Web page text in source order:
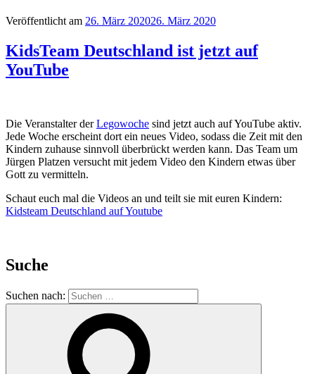
Veröffentlicht am 26. März 202026. März 2020
KidsTeam Deutschland ist jetzt auf
YouTube
Die Veranstalter derLegowoche sind jetzt auch auf YouTube aktiv.
Jede Woche erscheint dort ein neues Video, sodass die Zeit mit den
Kindern zuhause sinnvoll überbrückt werden kann. Das Team um
Jürgen Platzen versucht mit jedem Video den Kindern etwas über
Gott zu vermitteln.
Schaut euch mal die Videos an und teilt sie mit euren Kindern:
Kidsteam Deutschland auf Youtube
Suche
Suchen nach: